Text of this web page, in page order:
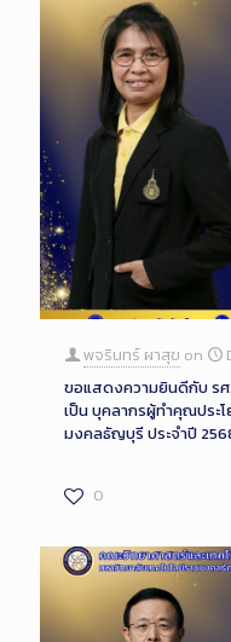
พจรินทร์ ผาสุข on
ขอแสดงความยินดีกับ ร
เป็น บุคลากรผู้ทำคุณประ
มงคลธัญบุรี ประจำปี
0